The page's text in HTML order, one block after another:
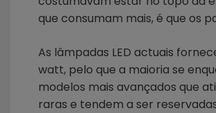
que consumam mais, é que os
As lâmpadas LED actuais
watt, pelo que a maioria se
modelos mais avançados que
raras e tendem a ser